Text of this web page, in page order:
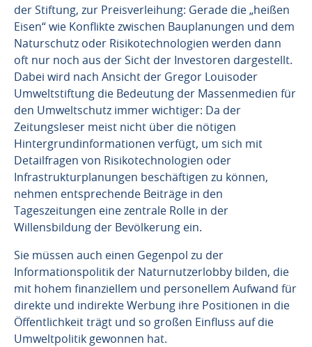
der Stiftung, zur Preisverleihung: Gerade die „heißen
Eisen“ wie Konflikte zwischen Bauplanungen und dem
Naturschutz oder Risikotechnologien werden dann
oft nur noch aus der Sicht der Investoren dargestellt.
Dabei wird nach Ansicht der Gregor Louisoder
Umweltstiftung die Bedeutung der Massenmedien für
den Umweltschutz immer wichtiger: Da der
Zeitungsleser meist nicht über die nötigen
Hintergrundinformationen verfügt, um sich mit
Detailfragen von Risikotechnologien oder
Infrastrukturplanungen beschäftigen zu können,
nehmen entsprechende Beiträge in den
Tageszeitungen eine zentrale Rolle in der
Willensbildung der Bevölkerung ein.
Sie müssen auch einen Gegenpol zu der
Informationspolitik der Naturnutzerlobby bilden, die
mit hohem finanziellem und personellem Aufwand für
direkte und indirekte Werbung ihre Positionen in die
Öffentlichkeit trägt und so großen Einfluss auf die
Umweltpolitik gewonnen hat.